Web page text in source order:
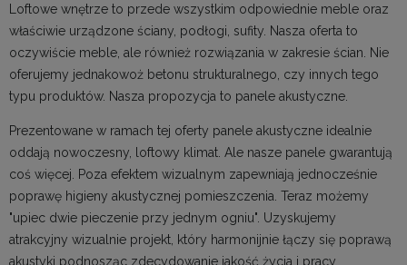
Loftowe wnętrze to przede wszystkim odpowiednie meble oraz
właściwie urządzone ściany, podłogi, sufity. Nasza oferta to
oczywiście meble, ale również rozwiązania w zakresie ścian. Nie
oferujemy jednakowoż betonu strukturalnego, czy innych tego
typu produktów. Nasza propozycja to panele akustyczne.
Prezentowane w ramach tej oferty panele akustyczne idealnie
oddają nowoczesny, loftowy klimat. Ale nasze panele gwarantują
coś więcej. Poza efektem wizualnym zapewniają jednocześnie
poprawę higieny akustycznej pomieszczenia. Teraz możemy
"upiec dwie pieczenie przy jednym ogniu". Uzyskujemy
atrakcyjny wizualnie projekt, który harmonijnie łączy się poprawą
akustyki podnosząc zdecydowanie jakość życia i pracy.